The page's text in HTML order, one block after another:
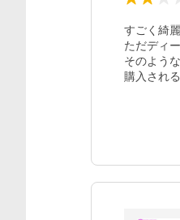
すごく綺
ただディ
そのよう
購入され